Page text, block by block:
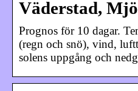
Väderstad,
Prognos för 10 dagar.
(regn och snö), vind,
solens uppgång och